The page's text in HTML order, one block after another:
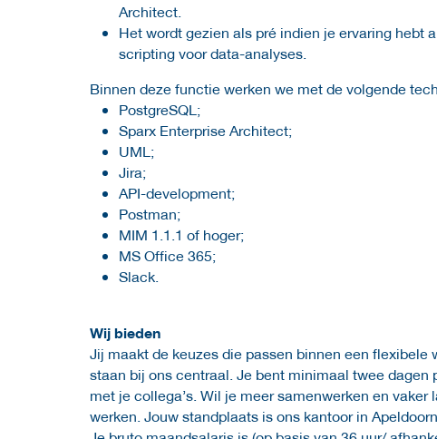
Architect.
Het wordt gezien als pré indien je ervaring hebt
scripting voor data-analyses.
Binnen deze functie werken we met de volgende
PostgreSQL;
Sparx Enterprise Architect;
UML;
Jira;
API-development;
Postman;
MIM 1.1.1 of hoger;
MS Office 365;
Slack.
Wij bieden
Jij maakt de keuzes die passen binnen een flexibele
staan bij ons centraal. Je bent minimaal twee
met je collega’s. Wil je meer samenwerken en
werken. Jouw standplaats is ons kantoor in